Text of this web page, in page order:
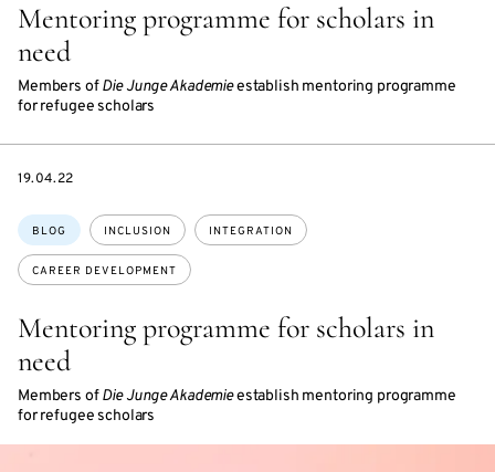
Mentoring programme for scholars in
need
Members ofDie Junge Akademieestablish mentoring programme
for refugee scholars
Mentoring programme for scholars in
need
Members ofDie Junge Akademieestablish mentoring programme
for refugee scholars
Topics:
BLOG INCLUSION INTEGRATION
CAREER DEVELOPMENT
DATE
19.04.22